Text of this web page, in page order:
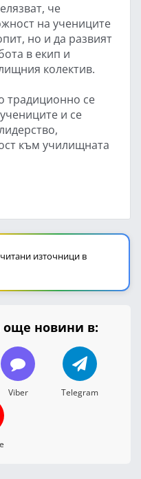
че
на учениците
но и да развият
в екип и
колектив.
традиционно се
и се
към училищната
източници в
още новини в:
Viber Telegram